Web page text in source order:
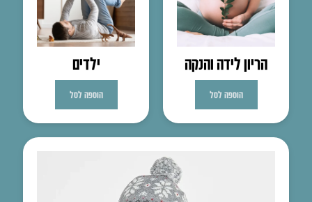
הריון לידה והנקה
הוספה לסל
ילדים
הוספה לסל